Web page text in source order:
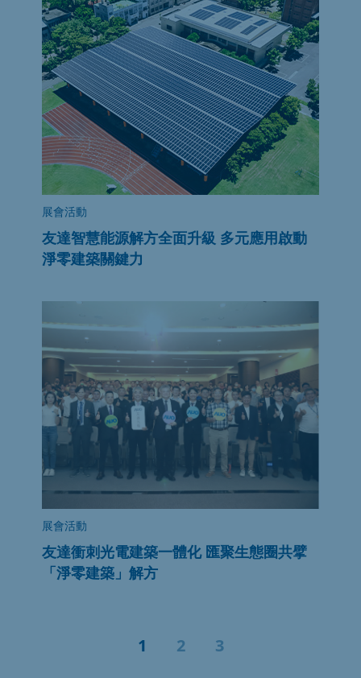
展會活動
友達智慧能源解方全面升級 多元應用啟動
淨零建築關鍵力
展會活動
友達衝刺光電建築一體化 匯聚生態圈共擘
「淨零建築」解方
1 2 3